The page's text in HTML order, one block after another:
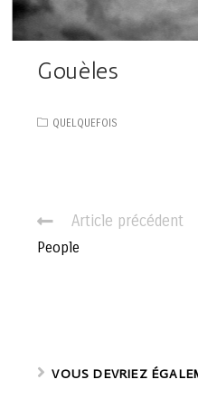
Gouèles
QUELQUEFOIS
C
o
e
r
Article précédent
People
VOUS DEVRIEZ